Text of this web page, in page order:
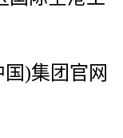
)集团官网